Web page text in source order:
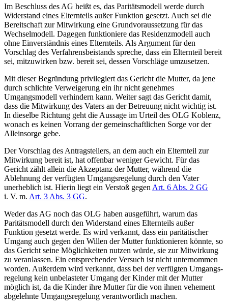
Im Beschluss des AG heißt es, das Paritätsmodell werde durch
Widerstand eines Elternteils außer Funktion gesetzt. Auch sei die
Bereitschaft zur Mitwirkung eine Grund­vor­aus­setzung für das
Wechselmodell. Dagegen funktioniere das Residenzmodell auch
ohne Einverständnis eines Elternteils. Als Argument für den
Vorschlag des Verfahrens­beistands spreche, dass ein Elternteil bereit
sei, mitzuwirken bzw. bereit sei, dessen Vorschläge umzusetzen.
Mit dieser Begründung privilegiert das Gericht die Mutter, da jene
durch schlichte Verweigerung ein ihr nicht genehmes
Umgangsmodell verhindern kann. Weiter sagt das Gericht damit,
dass die Mitwirkung des Vaters an der Betreuung nicht wichtig ist.
In dieselbe Richtung geht die Aussage im Urteil des OLG Koblenz,
wonach es keinen Vorrang der gemeinschaftlichen Sorge vor der
Alleinsorge gebe.
Der Vorschlag des Antragstellers, an dem auch ein Elternteil zur
Mitwirkung bereit ist, hat offenbar weniger Gewicht. Für das
Gericht zählt allein die Akzeptanz der Mutter, während die
Ablehnung der verfügten Umgangs­regelung durch den Vater
unerheblich ist. Hierin liegt ein Verstoß gegen Art. 6 Abs. 2 GG
i. V. m. Art. 3 Abs. 3 GG.
Weder das AG noch das OLG haben ausgeführt, warum das
Paritätsmodell durch den Widerstand eines Elternteils außer
Funktion gesetzt werde. Es wird verkannt, dass ein paritätischer
Umgang auch gegen den Willen der Mutter funktionieren könnte, so
das Gericht seine Möglichkeiten nutzen würde, sie zur Mitwirkung
zu veranlassen. Ein entsprechender Versuch ist nicht unternommen
worden. Außerdem wird verkannt, dass bei der verfügten Umgangs­
regelung kein unbelasteter Umgang der Kinder mit der Mutter
möglich ist, da die Kinder ihre Mutter für die von ihnen vehement
abgelehnte Umgangs­regelung verantwortlich machen.